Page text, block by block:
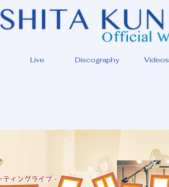
Live Discography Videos